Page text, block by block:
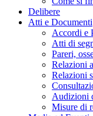
Delibere
Atti e Documenti
Accordi e
Atti di
Pareri,
Relazioni
Relazioni
Audizioni
Misure di